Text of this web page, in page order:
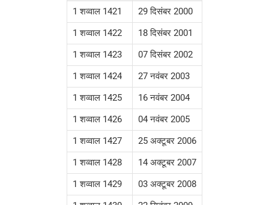
1 शव्वाल 1421
29 दिसंबर 2000
1 शव्वाल 1422
18 दिसंबर 2001
1 शव्वाल 1423
07 दिसंबर 2002
1 शव्वाल 1424
27 नवंबर 2003
1 शव्वाल 1425
16 नवंबर 2004
1 शव्वाल 1426
04 नवंबर 2005
1 शव्वाल 1427
25 अक्टूबर 2006
1 शव्वाल 1428
14 अक्टूबर 2007
1 शव्वाल 1429
03 अक्टूबर 2008